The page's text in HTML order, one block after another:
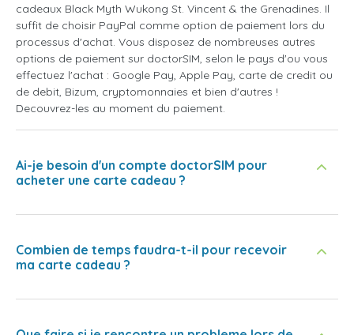
cadeaux Black Myth Wukong St. Vincent & the Grenadines. Il
suffit de choisir PayPal comme option de paiement lors du
processus d'achat. Vous disposez de nombreuses autres
options de paiement sur doctorSIM, selon le pays d'ou vous
effectuez l'achat : Google Pay, Apple Pay, carte de credit ou
de debit, Bizum, cryptomonnaies et bien d'autres !
Decouvrez-les au moment du paiement.
Ai-je besoin d'un compte doctorSIM pour
acheter une carte cadeau ?
Combien de temps faudra-t-il pour recevoir
ma carte cadeau ?